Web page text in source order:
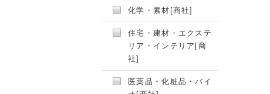
化学・素材[商社]
住宅・建材・エクステ
リア・インテリア[商
社]
医薬品・化粧品・バイ